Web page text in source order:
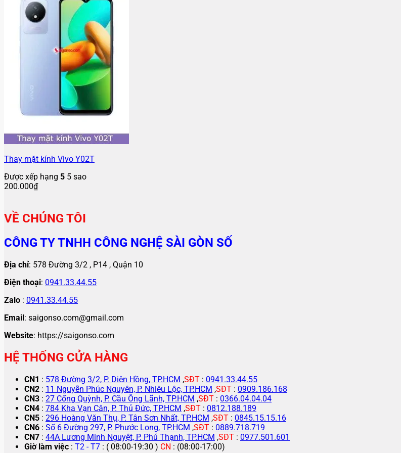
Thay mặt kính Vivo Y02T
Được xếp hạng 5 5 sao
200.000₫
VỀ CHÚNG TÔI
CÔNG TY TNHH CÔNG NGHỆ SÀI GÒN SỐ
Địa chỉ: 578 Đường 3/2 , P14 , Quận 10
Điện thoại: 0941.33.44.55
Zalo : 0941.33.44.55
Email: saigonso.com@gmail.com
Website: https://saigonso.com
HỆ THỐNG CỬA HÀNG
CN1 : 578 Đường 3/2, P. Diên Hồng, TP.HCM ,SĐT : 0941.33.44.55
CN2 : 11 Nguyễn Phúc Nguyên, P. Nhiêu Lộc, TP.HCM ,SĐT : 0909.186.168
CN3 : 27 Cống Quỳnh, P. Cầu Ông Lãnh, TP.HCM ,SĐT : 0366.04.04.04
CN4 : 784 Kha Vạn Cân, P. Thủ Đức, TP.HCM ,SĐT : 0812.188.189
CN5 : 296 Hoàng Văn Thụ, P. Tân Sơn Nhất, TP.HCM ,SĐT : 0845.15.15.16
CN6 : Số 6 Đường 297, P. Phước Long, TP.HCM ,SĐT : 0889.718.719
CN7 : 44A Lương Minh Nguyệt, P. Phú Thạnh, TP.HCM ,SĐT : 0977.501.601
Giờ làm việc : T2 - T7 : ( 08:00-19:30 ) CN : (08:00-17:00)